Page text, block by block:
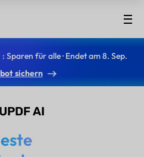
: Sparen für alle · Endet am 8. Sep.
sichern
UPDF AI